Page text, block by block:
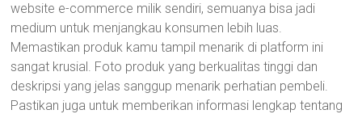
website e-commerce milik sendiri, semuanya bisa jadi
medium untuk menjangkau konsumen lebih luas.
Memastikan produk kamu tampil menarik di platform ini
sangat krusial. Foto produk yang berkualitas tinggi dan
deskripsi yang jelas sanggup menarik perhatian pembeli.
Pastikan juga untuk memberikan informasi lengkap tentang